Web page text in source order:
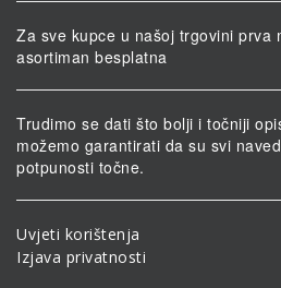
Za sve kupce u našoj trgovini prva
asortiman besplatna
Trudimo se dati što bolji i točniji
možemo garantirati da su svi
potpunosti točne.
Uvjeti korištenja
Izjava privatnosti